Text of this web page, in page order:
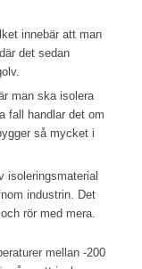
innebär att man
det sedan
man ska isolera
fall handlar det om
så mycket i
isoleringsmaterial
industrin. Det
rör med mera.
mellan -200